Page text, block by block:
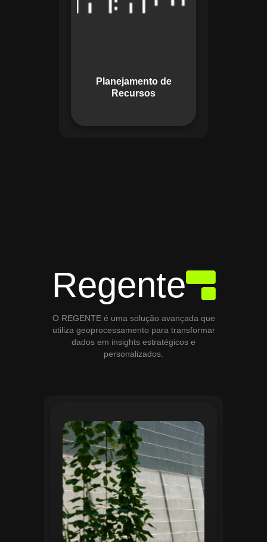
Planejamento de
Recursos
garante o uso
promovendo
Regente
O REGENTE é uma solução avançada que
utiliza geoprocessamento para transformar
dados em insights estratégicos e
personalizados.
O módulo de Gestão de Áreas Verdes do
Regente aplica tecnologias avançadas de
geoprocessamento para mapear e
monitorar espaços verdes, registrando
localização, tipo de vegetação e estado
de conservação. Ele organiza fluxos de
manutenção e garante que as atividades
sejam realizadas de forma eficiente e
programada. Relatórios analíticos ajudam
a avaliar ações realizadas, promovendo a
sustentabilidade e o uso estratégico do
espaço urbano.